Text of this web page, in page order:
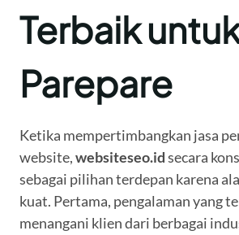
Terbaik
Parepare
Ketika mempertimbangkan jasa
website,websiteseo.idsecara
sebagai pilihan terdepan karena
kuat. Pertama, pengalaman yang
menangani klien dari berbagai